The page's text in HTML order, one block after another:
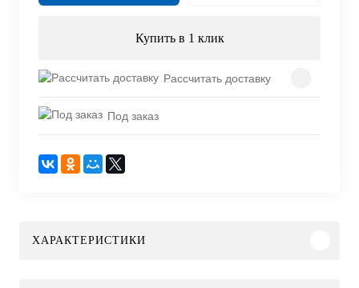
Купить в 1 клик
Рассчитать доставку
Под заказ
ХАРАКТЕРИСТИКИ